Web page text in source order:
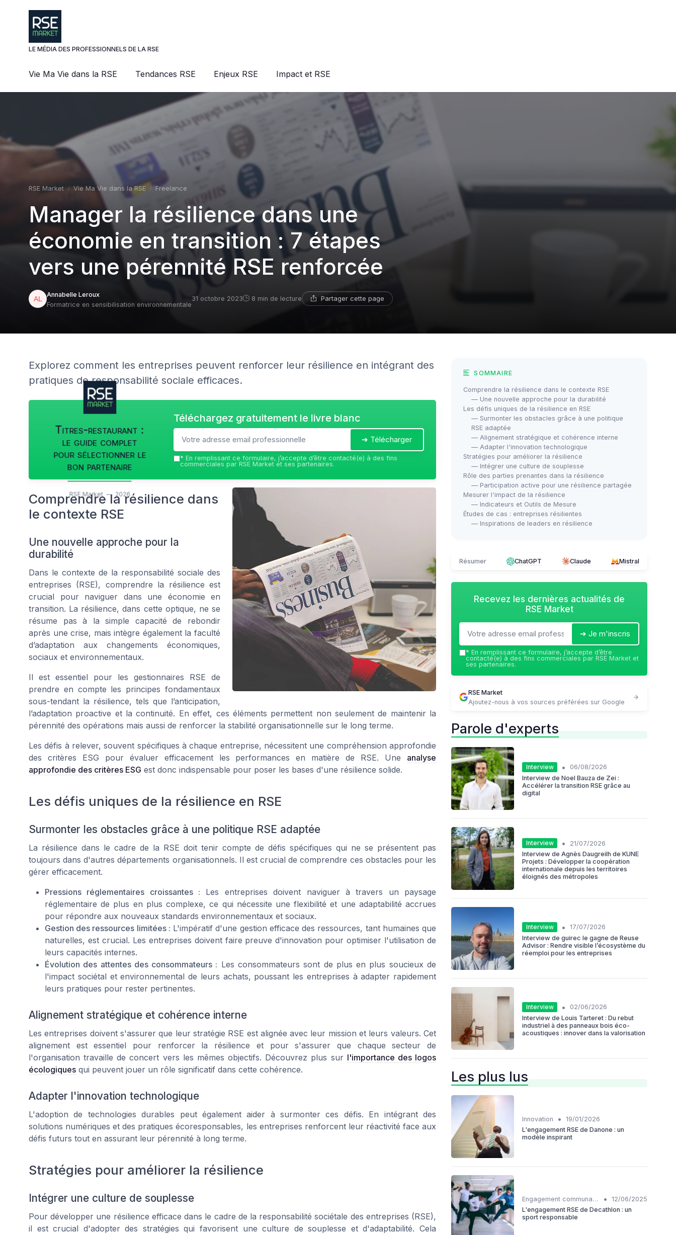
LE MÉDIA DES PROFESSIONNELS DE LA RSE
Vie Ma Vie dans la RSE Tendances RSE Enjeux RSE Impact et RSE
RSE Market Vie Ma Vie dans la RSE Freelance
Manager la résilience dans une
économie en transition : 7 étapes
vers une pérennité RSE renforcée
Annabelle Leroux
Formatrice en sensibilisation environnementale
31 octobre 2023 8 min de lecture Partager cette page
Explorez comment les entreprises peuvent renforcer leur résilience en intégrant des
pratiques de responsabilité sociale efficaces.
Titres-restaurant :
le guide complet
pour sélectionner le
bon partenaire
RSE Market — 2026
Téléchargez gratuitement le livre blanc
➔ Télécharger
* En remplissant ce formulaire, j’accepte d’être contacté(e) à des fins
commerciales par RSE Market et ses partenaires.
Comprendre la résilience dans
le contexte RSE
Une nouvelle approche pour la
durabilité
Dans le contexte de la responsabilité sociale des
entreprises (RSE), comprendre la résilience est
crucial pour naviguer dans une économie en
transition. La résilience, dans cette optique, ne se
résume pas à la simple capacité de rebondir
après une crise, mais intègre également la faculté
d’adaptation aux changements économiques,
sociaux et environnementaux.
Il est essentiel pour les gestionnaires RSE de
prendre en compte les principes fondamentaux
sous-tendant la résilience, tels que l’anticipation,
l’adaptation proactive et la continuité. En effet, ces éléments permettent non seulement de maintenir la
pérennité des opérations mais aussi de renforcer la stabilité organisationnelle sur le long terme.
Les défis à relever, souvent spécifiques à chaque entreprise, nécessitent une compréhension approfondie
des critères ESG pour évaluer efficacement les performances en matière de RSE. Une analyse
approfondie des critères ESG est donc indispensable pour poser les bases d'une résilience solide.
Les défis uniques de la résilience en RSE
Surmonter les obstacles grâce à une politique RSE adaptée
La résilience dans le cadre de la RSE doit tenir compte de défis spécifiques qui ne se présentent pas
toujours dans d'autres départements organisationnels. Il est crucial de comprendre ces obstacles pour les
gérer efficacement.
Pressions réglementaires croissantes : Les entreprises doivent naviguer à travers un paysage
réglementaire de plus en plus complexe, ce qui nécessite une flexibilité et une adaptabilité accrues
pour répondre aux nouveaux standards environnementaux et sociaux.
Gestion des ressources limitées : L'impératif d'une gestion efficace des ressources, tant humaines que
naturelles, est crucial. Les entreprises doivent faire preuve d'innovation pour optimiser l'utilisation de
leurs capacités internes.
Évolution des attentes des consommateurs : Les consommateurs sont de plus en plus soucieux de
l'impact sociétal et environnemental de leurs achats, poussant les entreprises à adapter rapidement
leurs pratiques pour rester pertinentes.
Alignement stratégique et cohérence interne
Les entreprises doivent s'assurer que leur stratégie RSE est alignée avec leur mission et leurs valeurs. Cet
alignement est essentiel pour renforcer la résilience et pour s'assurer que chaque secteur de
l'organisation travaille de concert vers les mêmes objectifs. Découvrez plus sur l'importance des logos
écologiques qui peuvent jouer un rôle significatif dans cette cohérence.
Adapter l'innovation technologique
L'adoption de technologies durables peut également aider à surmonter ces défis. En intégrant des
solutions numériques et des pratiques écoresponsables, les entreprises renforcent leur réactivité face aux
défis futurs tout en assurant leur pérennité à long terme.
Stratégies pour améliorer la résilience
Intégrer une culture de souplesse
Pour développer une résilience efficace dans le cadre de la responsabilité sociétale des entreprises (RSE),
il est crucial d'adopter des stratégies qui favorisent une culture de souplesse et d'adaptabilité. Cela
SOMMAIRE
Comprendre la résilience dans le contexte RSE
— Une nouvelle approche pour la durabilité
Les défis uniques de la résilience en RSE
— Surmonter les obstacles grâce à une politique
RSE adaptée
— Alignement stratégique et cohérence interne
— Adapter l'innovation technologique
Stratégies pour améliorer la résilience
— Intégrer une culture de souplesse
Rôle des parties prenantes dans la résilience
— Participation active pour une résilience partagée
Mesurer l'impact de la résilience
— Indicateurs et Outils de Mesure
Études de cas : entreprises résilientes
— Inspirations de leaders en résilience
Résumer ChatGPT Claude Mistral
Recevez les dernières actualités de
RSE Market
➔ Je m'inscris
* En remplissant ce formulaire, j’accepte d’être
contacté(e) à des fins commerciales par RSE Market et
ses partenaires.
RSE Market
Ajoutez-nous à vos sources préférées sur Google
Parole d'experts
Interview •
06/08/2026
Interview de Noel Bauza de Zei :
Accélérer la transition RSE grâce au
digital
Interview •
21/07/2026
Interview de Agnès Daugreilh de KUNE
Projets : Développer la coopération
internationale depuis les territoires
éloignés des métropoles
Interview •
17/07/2026
Interview de guirec le gagne de Reuse
Advisor : Rendre visible l’écosystème du
réemploi pour les entreprises
Interview •
02/06/2026
Interview de Louis Tarteret : Du rebut
industriel à des panneaux bois éco-
acoustiques : innover dans la valorisation
Les plus lus
Innovation •
19/01/2026
L'engagement RSE de Danone : un
modèle inspirant
Engagement communautaire •
12/06/2025
L'engagement RSE de Decathlon : un
sport responsable